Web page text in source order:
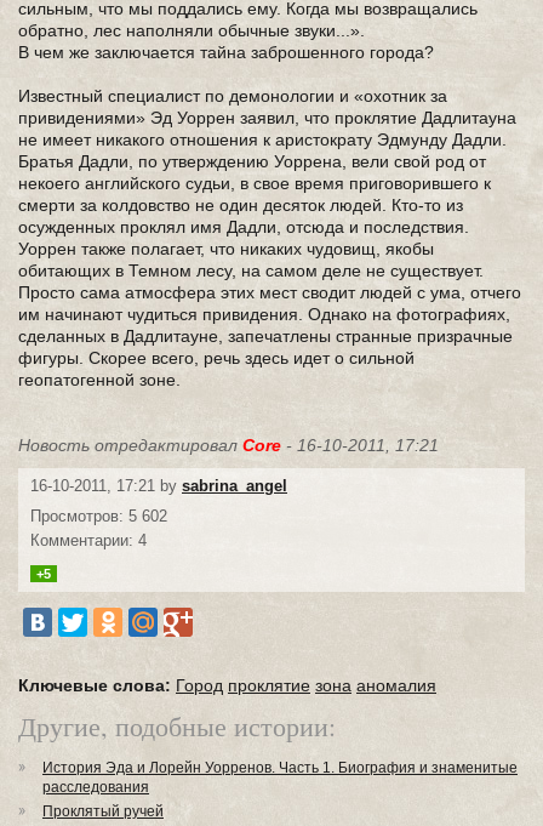
сильным, что мы поддались ему. Когда мы возвращались
обратно, лес наполняли обычные звуки...».
В чем же заключается тайна заброшенного города?
Известный специалист по демонологии и «охотник за
привидениями» Эд Уоррен заявил, что проклятие Дадлитауна
не имеет никакого отношения к аристократу Эдмунду Дадли.
Братья Дадли, по утверждению Уоррена, вели свой род от
некоего английского судьи, в свое время приговорившего к
смерти за колдовство не один десяток людей. Кто-то из
осужденных проклял имя Дадли, отсюда и последствия.
Уоррен также полагает, что никаких чудовищ, якобы
обитающих в Темном лесу, на самом деле не существует.
Просто сама атмосфера этих мест сводит людей с ума, отчего
им начинают чудиться привидения. Однако на фотографиях,
сделанных в Дадлитауне, запечатлены странные призрачные
фигуры. Скорее всего, речь здесь идет о сильной
геопатогенной зоне.
Новость отредактировал Core - 16-10-2011, 17:21
16-10-2011, 17:21 by sabrina_angel
Просмотров: 5 602
Комментарии: 4
+5
Ключевые слова: Город проклятие зона аномалия
Другие, подобные истории:
История Эда и Лорейн Уорренов. Часть 1. Биография и знаменитые
расследования
Проклятый ручей